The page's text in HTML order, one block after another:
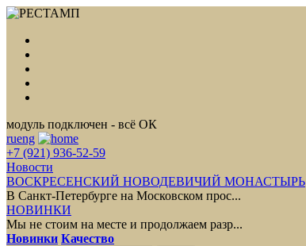
модуль подключен - всё ОК
rueng
+7 (921) 936-52-59
Новости
ВОСКРЕСЕНСКИЙ НОВОДЕВИЧИЙ МОНАСТЫРЬ
В Санкт-Петербурге на Московском прос...
НОВИНКИ
Мы не стоим на месте и продолжаем разр...
Новинки Качество